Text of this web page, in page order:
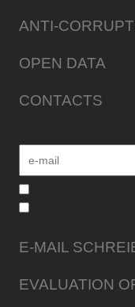
ANTI-
OPEN DATA
CONTACTS
E-MAIL
EVALUATION